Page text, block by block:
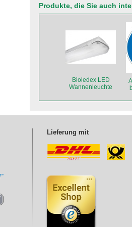
Produkte, die Sie auch
Bioledex LED
Wannenleuchte
cm
Lieferung mit